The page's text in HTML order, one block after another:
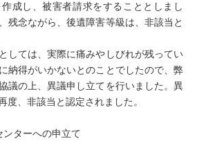
成し、被害者請求をすることとしまし
残念ながら、後遺障害等級は、非該当と
しては、実際に痛みやしびれが残ってい
納得がいかないとのことでしたので、弊
議の上、異議申し立てを行いました。異
度、非該当と認定されました。
ターへの申立て